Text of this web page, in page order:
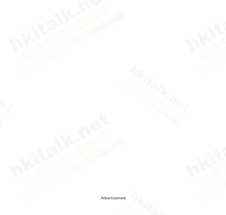
Advertisement